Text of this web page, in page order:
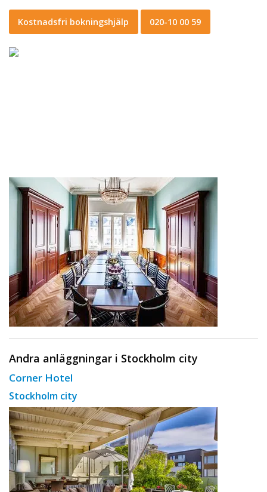
Kostnadsfri bokningshjälp 020-10 00 59
Andra anläggningar i Stockholm city
Corner Hotel
Stockholm city